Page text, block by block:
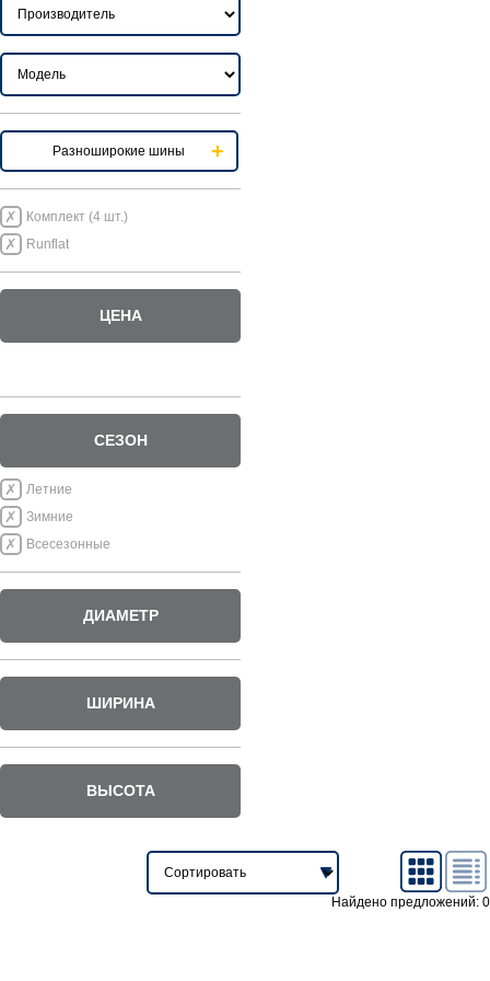
Разноширокие шины
Комплект (4 шт.)
Runflat
ЦЕНА
СЕЗОН
Летние
Зимние
Всесезонные
ДИАМЕТР
ШИРИНА
ВЫСОТА
Найдено предложений: 0